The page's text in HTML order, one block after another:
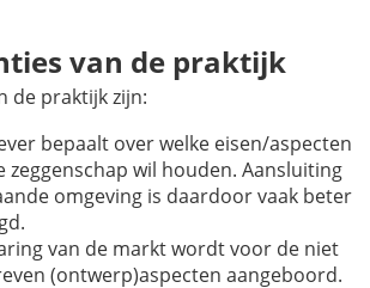
van de praktijk
de praktijk zijn:
bepaalt over welke eisen/aspecten
zeggenschap wil houden. Aansluiting
omgeving is daardoor vaak beter
van de markt wordt voor de niet
(ontwerp)aspecten aangeboord.